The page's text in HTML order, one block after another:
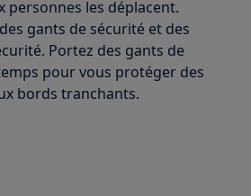
personnes les déplacent.
gants de sécurité et des
Portez des gants de
pour vous protéger des
bords tranchants.